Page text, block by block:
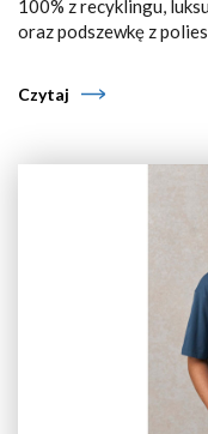
100% z recyklingu,
oraz podszewkę z
Czytaj